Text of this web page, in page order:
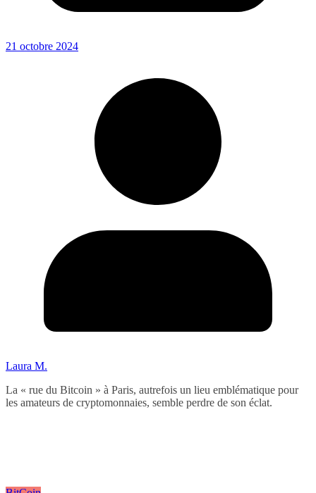
21 octobre 2024
Laura M.
La « rue du Bitcoin » à Paris, autrefois un lieu emblématique pour
les amateurs de cryptomonnaies, semble perdre de son éclat.